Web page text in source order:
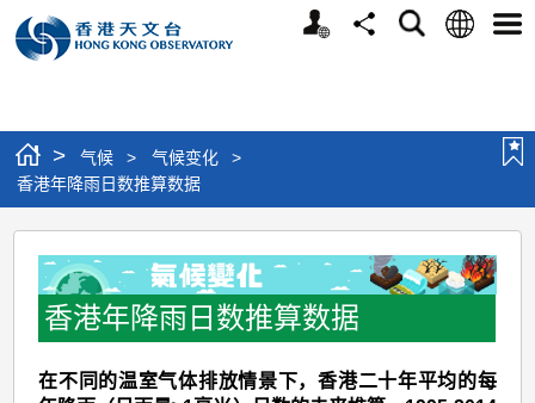
个
分
搜
语
选
> 气候 > 气候变化
>
香港年降雨日数推算数据
香
港
年
雨
香港年降雨日数推算数据
在不同的温室气体排放情景下，香港二十年平均的每